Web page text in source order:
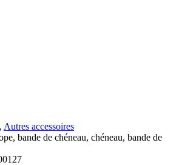
, Autres accessoires
bande de chéneau, chéneau, bande de